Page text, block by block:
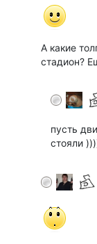
А какие
стадион?
пусть
стояли